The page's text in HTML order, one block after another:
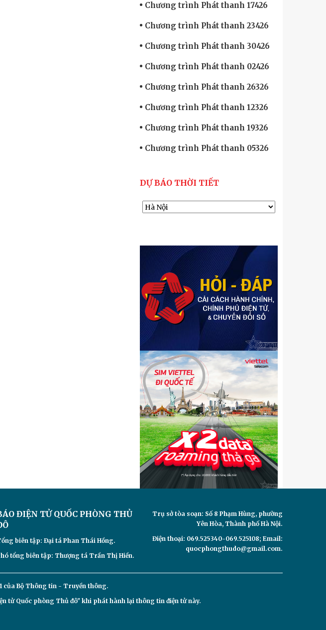
Chương trình Phát thanh 17426
Chương trình Phát thanh 23426
Chương trình Phát thanh 30426
Chương trình Phát thanh 02426
Chương trình Phát thanh 26326
Chương trình Phát thanh 12326
Chương trình Phát thanh 19326
Chương trình Phát thanh 05326
DỰ BÁO THỜI TIẾT
ĐIỆN TỬQUỐC PHÒNG THỦ
biên tập: Đạitá Phan Thái Hồng.
tổng biên tập: Thượng tá Trần Thị Hiền.
Trụ sở tòa soạn: Số 8 Phạm Hùng, phường
Yên Hòa, Thành phố Hà Nội.
Điện thoại: 069.525340-069.525108; Email:
quocphongthudo@gmail.com.
của Bộ Thông tin - Truyền thông.
tử Quốc phòng Thủ đô" khi phát hành lại thông tin điện tử này.